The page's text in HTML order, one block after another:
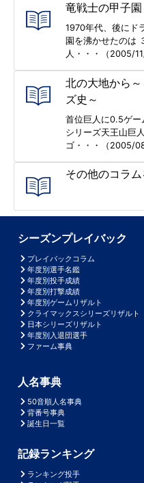
竜戦士の甲子
1970年代、後にド
園を沸かせたのは
人・・・（2005/
北の大地から
ズ史～
首位巨人に0.5ゲ
シリーズ天王山巨
ゴ・・・（2005/
その他のコラ
シーズンプレイバック
プレイバックコラム
年度別選手名鑑
年度別投手成績
年度別打撃成績
年度別ゲームリザルト
クライマックスシリーズリザルト
日本シリーズリザルト
年度別入退団選手
ファーム事典
人名事典
50音順人名事典
背番号事典
誕生日一覧
記録ランキング
ランキング投手